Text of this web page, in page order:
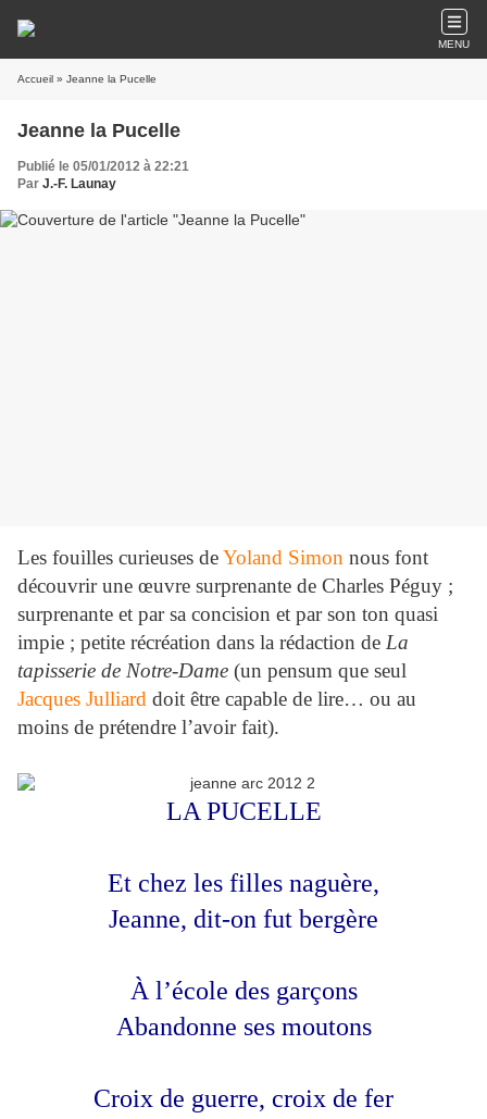
MENU
Accueil » Jeanne la Pucelle
Jeanne la Pucelle
Publié le 05/01/2012 à 22:21
Par J.-F. Launay
Les fouilles curieuses deYoland Simon nous font
découvrir une œuvre surprenante de Charles Péguy ;
surprenante et par sa concision et par son ton quasi
impie ; petite récréation dans la rédaction de La
tapisserie de Notre-Dame (un pensum que seul
Jacques Julliard doit être capable de lire… ou au
moins de prétendre l’avoir fait).
LA PUCELLE
Et chez les filles naguère,
Jeanne, dit-on fut bergère
À l’école des garçons
Abandonne ses moutons
Croix de guerre, croix de fer